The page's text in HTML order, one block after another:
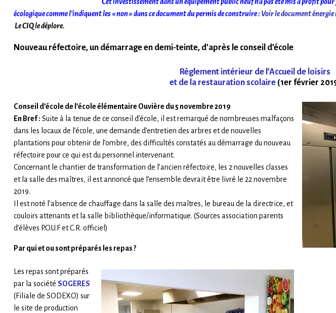
écologique comme l’indiquent les « non » dans ce document du permis de construire : Voir le document
Le CIQ le déplore.
Nouveau réfectoire, un démarrage en demi-teinte, d’après le conseil d’école
Règlement intérieur de l’Accueil de loisirs
et de la restauration scolaire (1er février
Conseil d’école de l’école élémentaire Ouvière du 5 novembre 2019
En Bref : Suite à la tenue de ce conseil d’école, il est remarqué de nombreuses malfaçons
dans les locaux de l’école, une demande d’entretien des arbres et de nouvelles
plantations pour obtenir de l’ombre, des difficultés constatés au démarrage du nouveau
réfectoire pour ce qui est du personnel intervenant.
Concernant le chantier de transformation de l’ancien réfectoire, les 2 nouvelles classes
et la salle des maîtres, il est annoncé que l’ensemble devrait être livré le 22 novembre
2019.
Il est noté l’absence de chauffage dans la salle des maîtres, le bureau de la directrice, et
couloirs attenants et la salle bibliothèque/informatique. (Sources association parents
d’élèves P.O.U.F et C.R. officiel)
Par qui et ou sont préparés les repas ?
Les repas sont préparés
par la société SOGERES
(Filiale de SODEXO) sur
le site de production